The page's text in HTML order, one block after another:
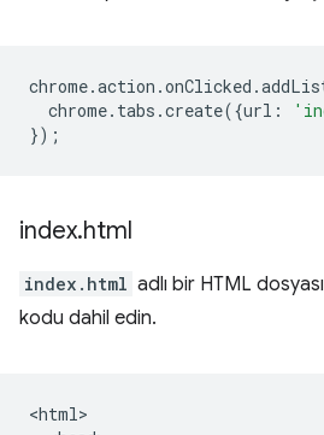
chrome.action .onClicked .
chrome. tabs .create({url :
});
index.html
index.html adlı bir HTML
kodu dahil edin.
<html>